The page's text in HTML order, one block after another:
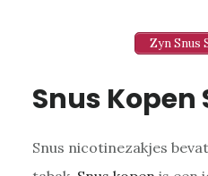
Zyn Snus
Snus Kopen
Snus nicotinezakjes